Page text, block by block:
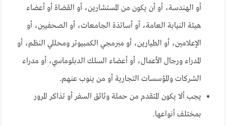
أو الهندسة، أو أن يكون من المستشارين، أو القضاة أو أعضاء
هيئة النيابة العامة، أو أساتذة الجامعات، أو الصحفيين، أو
الإعلامين، أو الطيارين، أو مبرمجي الكمبيوتر ومحللي النظم، أو
المدراء ورجال الأعمال، أو أعضاء السلك الدبلوماسي، أو مدراء
الشركات والمؤسسات التجارية أو من ينوب عنهم.
يجب ألا يكون المتقدم من حملة وثائق السفر أو تذاكر المرور
بمختلف أنواعها.